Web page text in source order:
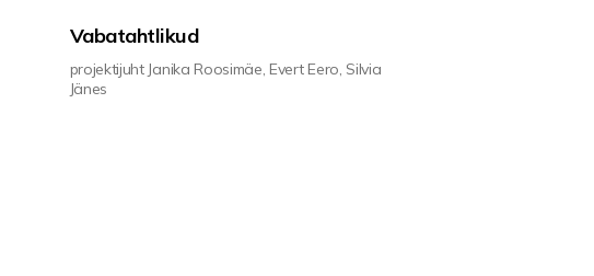
Vabatahtlikud
projektijuht Janika Roosimäe, Evert Eero, Silvia
Jänes